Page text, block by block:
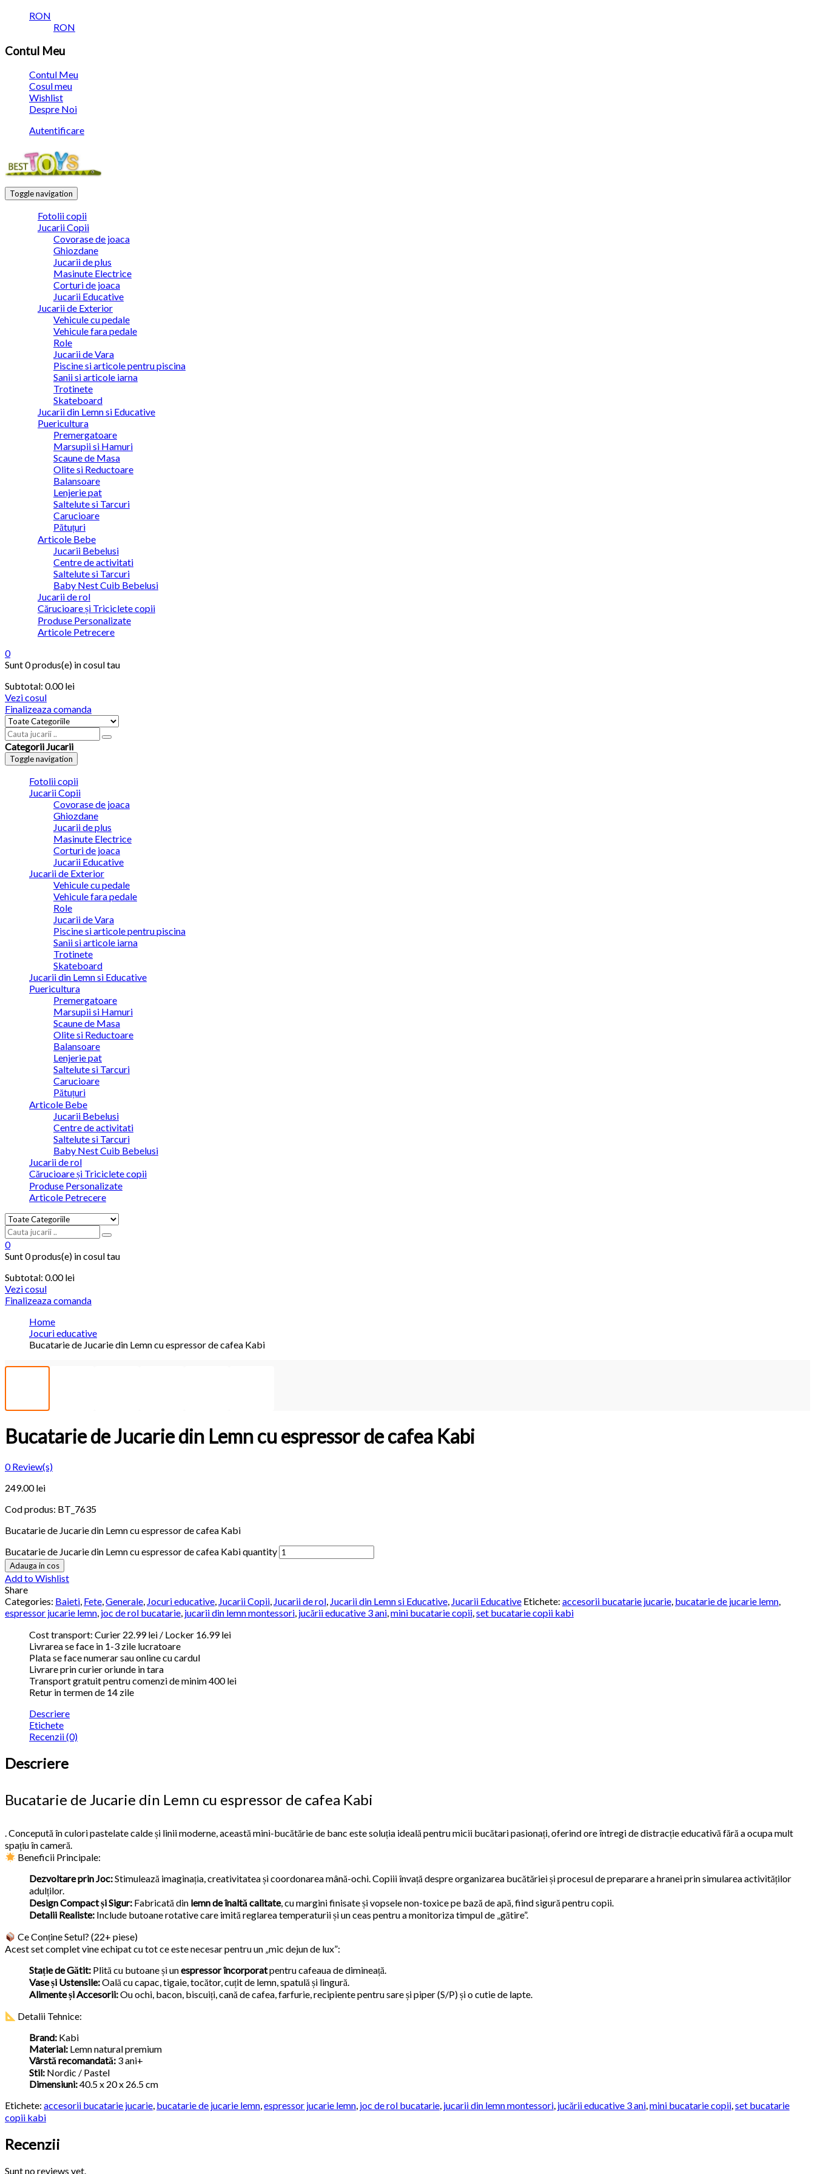
RON
RON
Contul Meu
Contul Meu
Cosul meu
Wishlist
Despre Noi
Autentificare
Toggle navigation
Fotolii copii
Jucarii Copii
Covorase de joaca
Ghiozdane
Jucarii de plus
Masinute Electrice
Corturi de joaca
Jucarii Educative
Jucarii de Exterior
Vehicule cu pedale
Vehicule fara pedale
Role
Jucarii de Vara
Piscine si articole pentru piscina
Sanii si articole iarna
Trotinete
Skateboard
Jucarii din Lemn si Educative
Puericultura
Premergatoare
Marsupii si Hamuri
Scaune de Masa
Olite si Reductoare
Balansoare
Lenjerie pat
Saltelute si Tarcuri
Carucioare
Pătuțuri
Articole Bebe
Jucarii Bebelusi
Centre de activitati
Saltelute si Tarcuri
Baby Nest Cuib Bebelusi
Jucarii de rol
Cărucioare și Triciclete copii
Produse Personalizate
Articole Petrecere
0
Sunt0 produs(e) in cosul tau
Subtotal: 0.00lei
Vezi cosul
Finalizeaza comanda
Categorii Jucarii
Toggle navigation
Fotolii copii
Jucarii Copii
Covorase de joaca
Ghiozdane
Jucarii de plus
Masinute Electrice
Corturi de joaca
Jucarii Educative
Jucarii de Exterior
Vehicule cu pedale
Vehicule fara pedale
Role
Jucarii de Vara
Piscine si articole pentru piscina
Sanii si articole iarna
Trotinete
Skateboard
Jucarii din Lemn si Educative
Puericultura
Premergatoare
Marsupii si Hamuri
Scaune de Masa
Olite si Reductoare
Balansoare
Lenjerie pat
Saltelute si Tarcuri
Carucioare
Pătuțuri
Articole Bebe
Jucarii Bebelusi
Centre de activitati
Saltelute si Tarcuri
Baby Nest Cuib Bebelusi
Jucarii de rol
Cărucioare și Triciclete copii
Produse Personalizate
Articole Petrecere
0
Sunt0 produs(e) in cosul tau
Subtotal: 0.00lei
Vezi cosul
Finalizeaza comanda
Home
Jocuri educative
Bucatarie de Jucarie din Lemn cu espressor de cafea Kabi
Bucatarie de Jucarie din Lemn cu espressor de cafea Kabi
0Review(s)
249.00lei
Cod produs: BT_7635
Bucatarie de Jucarie din Lemn cu espressor de cafea Kabi
Bucatarie de Jucarie din Lemn cu espressor de cafea Kabi quantity
Adauga in cos
Add to Wishlist
Share
Categories: Baieti, Fete,Generale, Jocuri educative, Jucarii Copii, Jucarii de rol, Jucarii din Lemn si Educative, Jucarii Educative Etichete: accesorii bucatarie jucarie, bucatarie de jucarie lemn,
espressor jucarie lemn, joc de rol bucatarie, jucarii din lemn montessori, jucării educative 3 ani,mini bucatarie copii,set bucatarie copii kabi
Cost transport: Curier 22.99 lei / Locker 16.99 lei
Livrarea se face in 1-3 zile lucratoare
Plata se face numerar sau online cu cardul
Livrare prin curier oriunde in tara
Transport gratuit pentru comenzi de minim 400 lei
Retur in termen de 14 zile
Descriere
Etichete
Recenzii (0)
Descriere
Bucatarie de Jucarie din Lemn cu espressor de cafea Kabi
. Concepută în culori pastelate calde și linii moderne, această mini-bucătărie de banc este soluția ideală pentru micii bucătari pasionați, oferind ore întregi de distracție educativă fără a ocupa mult
spațiu în cameră.
Beneficii Principale:
Dezvoltare prin Joc:Stimulează imaginația, creativitatea și coordonarea mână-ochi. Copiii învață despre organizarea bucătăriei și procesul de preparare a hranei prin simularea activităților
adulților.
Design Compact și Sigur: Fabricată din lemn de înaltă calitate, cu margini finisate și vopsele non-toxice pe bază de apă, fiind sigură pentru copii.
Detalii Realiste: Include butoane rotative care imită reglarea temperaturii și un ceas pentru a monitoriza timpul de „gătire”.
Ce Conține Setul? (22+ piese)
Acest set complet vine echipat cu tot ce este necesar pentru un „mic dejun de lux”:
Stație de Gătit: Plită cu butoane și unespressor încorporatpentru cafeaua de dimineață.
Vase și Ustensile:Oală cu capac, tigaie, tocător, cuțit de lemn, spatulă și lingură.
Alimente și Accesorii:Ou ochi, bacon, biscuiți, cană de cafea, farfurie, recipiente pentru sare și piper (S/P) și o cutie de lapte.
Detalii Tehnice:
Brand: Kabi
Material: Lemn natural premium
Vârstă recomandată: 3 ani+
Stil: Nordic / Pastel
Dimensiuni:40.5 x 20 x 26.5 cm
Etichete: accesorii bucatarie jucarie, bucatarie de jucarie lemn,espressor jucarie lemn, joc de rol bucatarie, jucarii din lemn montessori, jucării educative 3 ani,mini bucatarie copii,set bucatarie
copii kabi
Recenzii
Sunt no reviews yet.